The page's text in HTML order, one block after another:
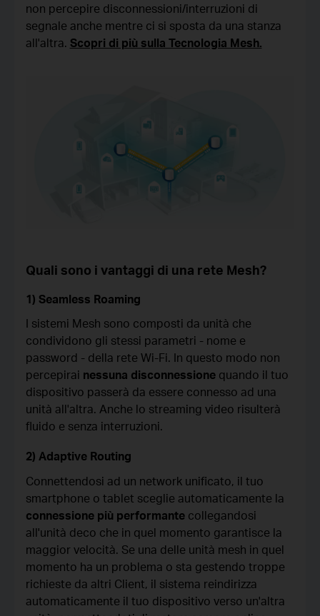
non percepire disconnessioni/interruzioni di
segnale anche mentre ci si sposta da una stanza
all'altra. Scopri di più sulla Tecnologia Mesh.
Quali sono i vantaggi di una rete Mesh?
1) Seamless Roaming
I sistemi Mesh sono composti da unità che
condividono gli stessi parametri - nome e
password - della rete Wi-Fi. In questo modo non
percepirai nessuna disconnessionequando il tuo
dispositivo passerà da essere connesso ad una
unità all'altra. Anche lo streaming video risulterà
fluido e senza interruzioni.
2) Adaptive Routing
Connettendosi ad un network unificato, il tuo
smartphone o tablet sceglie automaticamente la
connessione più performantecollegandosi
all'unità deco che in quel momento garantisce la
maggior velocità. Se una delle unità mesh in quel
momento ha un problema o sta gestendo troppe
richieste da altri Client, il sistema reindirizza
automaticamente il tuo dispositivo verso un'altra